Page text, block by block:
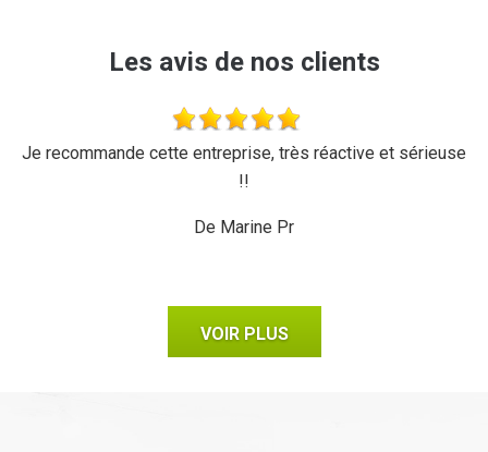
Les avis de nos clients
Je recommande cette entreprise, très réactive et sérieuse
!!
De Marine Pr
VOIR PLUS